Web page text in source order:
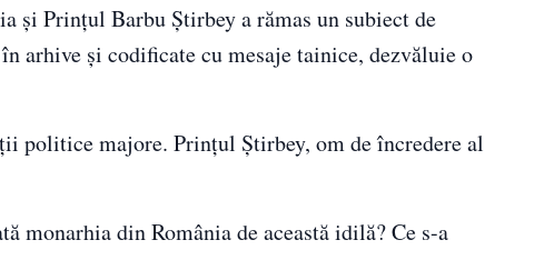
și Prințul Barbu Știrbey a rămas un subiect de
arhive și codificate cu mesaje tainice, dezvăluie o
politice majore. Prințul Știrbey, om de încredere al
monarhia din România de această idilă? Ce s-a